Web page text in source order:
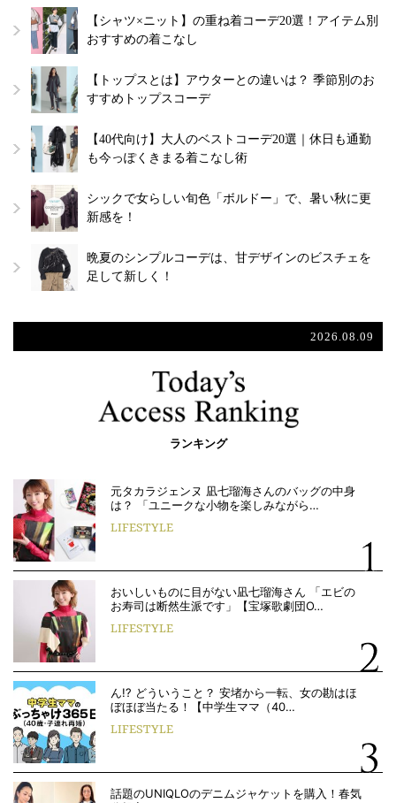
【シャツ×ニット】の重ね着コーデ20選！アイテム別
おすすめの着こなし
【トップスとは】アウターとの違いは？ 季節別のお
すすめトップスコーデ
【40代向け】大人のベストコーデ20選｜休日も通勤
も今っぽくきまる着こなし術
シックで女らしい旬色「ボルドー」で、暑い秋に更
新感を！
晩夏のシンプルコーデは、甘デザインのビスチェを
足して新しく！
2026.08.09
ランキング
元タカラジェンヌ 凪七瑠海さんのバッグの中身
は？ 「ユニークな小物を楽しみながら…
LIFESTYLE
おいしいものに目がない凪七瑠海さん 「エビの
お寿司は断然生派です」【宝塚歌劇団O…
LIFESTYLE
ん!? どういうこと？ 安堵から一転、女の勘はほ
ぼほぼ当たる！【中学生ママ（40…
LIFESTYLE
話題のUNIQLOのデニムジャケットを購入！春気